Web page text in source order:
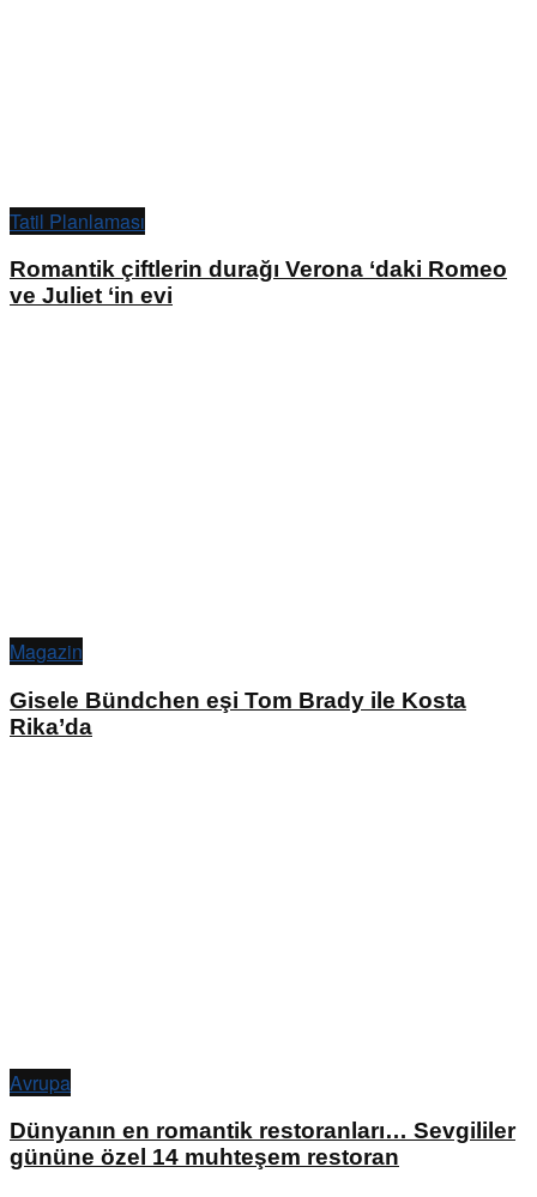
Tatil Planlaması
Romantik çiftlerin durağı Verona ‘daki Romeo
ve Juliet ‘in evi
Magazin
Gisele Bündchen eşi Tom Brady ile Kosta
Rika’da
Avrupa
Dünyanın en romantik restoranları… Sevgililer
gününe özel 14 muhteşem restoran